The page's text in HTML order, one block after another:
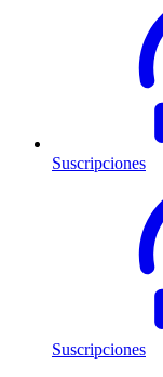
Suscripciones
Suscripciones